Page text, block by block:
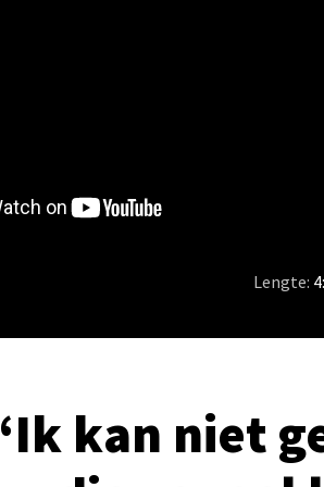
Lengte:
‘Ik kan niet